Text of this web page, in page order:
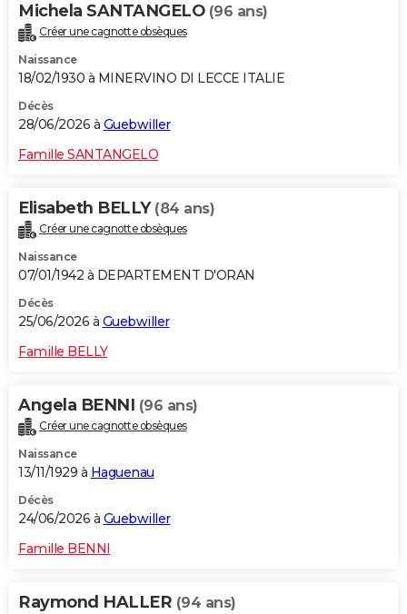
Michela SANTANGELO (96 ans)
Créer une cagnotte obsèques
Naissance
18/02/1930 à MINERVINO DI LECCE ITALIE
Décès
28/06/2026 à Guebwiller
Famille SANTANGELO
Elisabeth BELLY (84 ans)
Créer une cagnotte obsèques
Naissance
07/01/1942 à DEPARTEMENT D'ORAN
Décès
25/06/2026 à Guebwiller
Famille BELLY
Angela BENNI (96 ans)
Créer une cagnotte obsèques
Naissance
13/11/1929 à Haguenau
Décès
24/06/2026 à Guebwiller
Famille BENNI
Raymond HALLER (94 ans)